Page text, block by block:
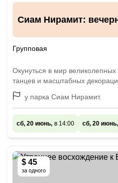
Сиам Нирамит:
Групповая
Окунуться в мир
танцев и масштабных
у парка Сиам Нирамит.
сб, 20 июнь, в 14:00 сб, 20 июнь,
$ 45
за одного